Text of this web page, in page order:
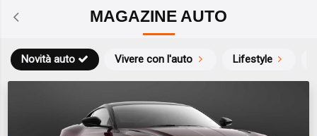
MAGAZINE AUTO
Novità auto Vivere con l'auto Lifestyle